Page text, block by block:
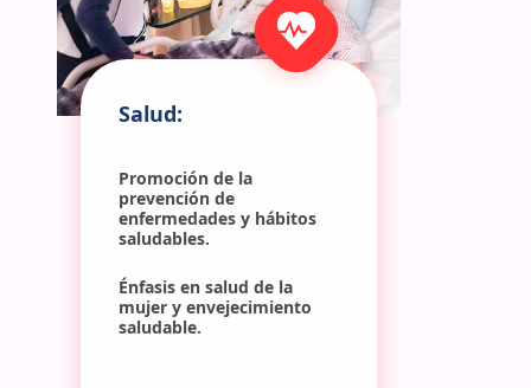
Salud:
Promoción de la
prevención de
enfermedades y hábitos
saludables.
Énfasis en salud de la
mujer y envejecimiento
saludable.